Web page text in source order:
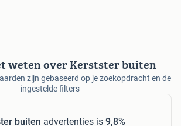
weten over Kerstster buiten
zijn gebaseerd op je zoekopdracht en de
ingestelde filters
buiten advertenties is 9,8%